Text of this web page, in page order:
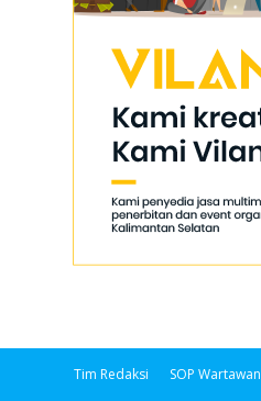
Tim Redaksi SOP Wartawan